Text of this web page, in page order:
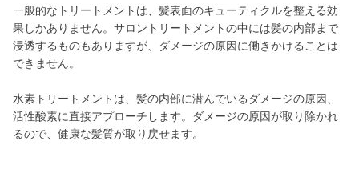
一般的なトリートメントは、髪表面のキューティクルを整える効
果しかありません。サロントリートメントの中には髪の内部まで
浸透するものもありますが、ダメージの原因に働きかけることは
できません。
水素トリートメントは、髪の内部に潜んでいるダメージの原因、
活性酸素に直接アプローチします。ダメージの原因が取り除かれ
るので、健康な髪質が取り戻せます。